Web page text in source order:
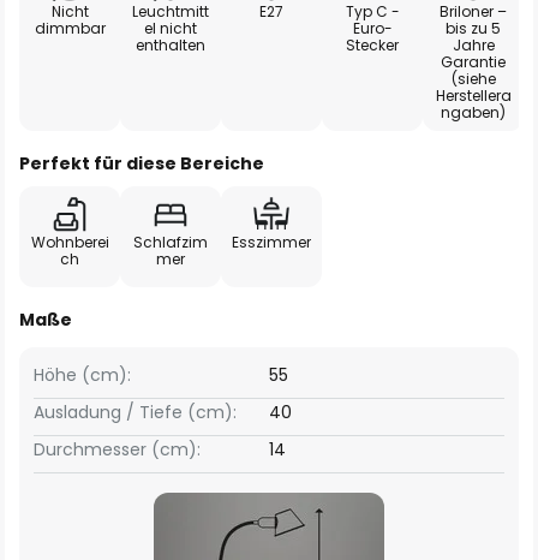
Nicht
dimmbar
Leuchtmitt
el nicht
enthalten
E27
Typ C -
Euro-
Stecker
Briloner –
bis zu 5
Jahre
Garantie
(siehe
Herstellera
ngaben)
Perfekt für diese Bereiche
Wohnberei
ch
Schlafzim
mer
Esszimmer
Maße
Höhe (cm):
55
Ausladung / Tiefe (cm):
40
Durchmesser (cm):
14